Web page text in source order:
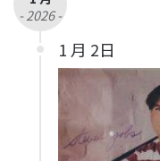
- 2026 -
1 月 2日